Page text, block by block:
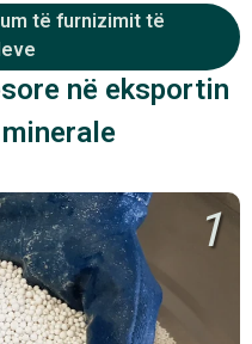
të furnizimit të
në eksportin
1